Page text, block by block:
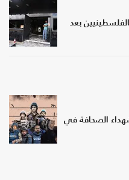
بعد
شهداء الصحافة في